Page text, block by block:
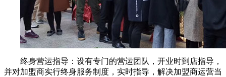
终身营运指导：设有专门的营运团队，开业时到店指导，
并对加盟商实行终身服务制度，实时指导，解决加盟商运营当